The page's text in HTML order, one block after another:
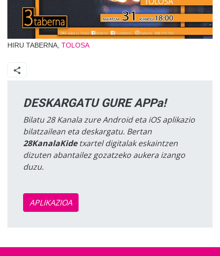
HIRU TABERNA, TOLOSA
DESKARGATU GURE APPa!
Bilatu 28 Kanala zure Android eta iOS aplikazio
bilatzailean eta deskargatu. Bertan
28KanalaKidetxartel digitalak eskaintzen
dizuten abantailez gozatzeko aukera izango
duzu.
APLIKAZIOA